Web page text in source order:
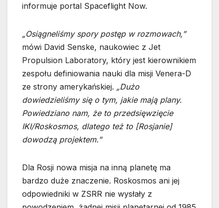
informuje portal Spaceflight Now.
„Osiągneliśmy spory postęp w rozmowach,”
mówi David Senske, naukowiec z Jet
Propulsion Laboratory, który jest kierownikiem
zespołu definiowania nauki dla misji Venera-D
ze strony amerykańskiej. „Dużo
dowiedzieliśmy się o tym, jakie mają plany.
Powiedziano nam, że to przedsięwzięcie
IKI/Roskosmos, dlatego też to [Rosjanie]
dowodzą projektem.”
Dla Rosji nowa misja na inną planetę ma
bardzo duże znaczenie. Roskosmos ani jej
odpowiedniki w ZSRR nie wysłały z